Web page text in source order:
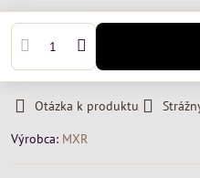
Otázka k produktu
Výrobca: MXR